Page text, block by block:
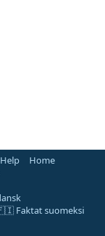
Help
Home
Faktat suomeksi